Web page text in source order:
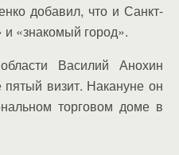
добавил, что и Санкт-
«знакомый город».
Василий Анохин
визит. Накануне он
торговом доме в